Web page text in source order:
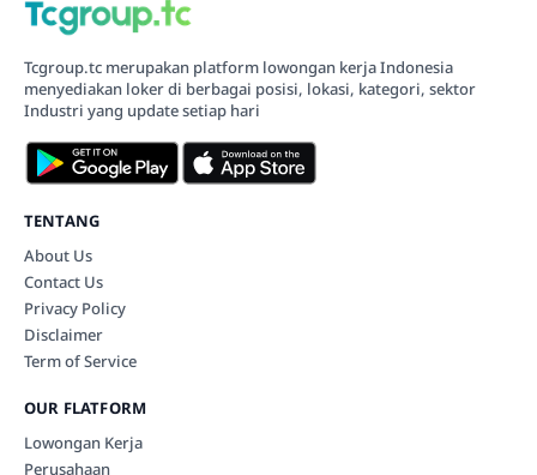
Tcgroup.tc merupakan platform lowongan kerja Indonesia
menyediakan loker di berbagai posisi, lokasi, kategori, sektor
Industri yang update setiap hari
TENTANG
About Us
Contact Us
Privacy Policy
Disclaimer
Term of Service
OUR FLATFORM
Lowongan Kerja
Perusahaan